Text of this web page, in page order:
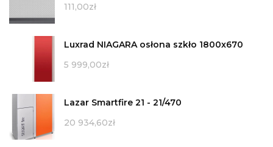
111,00zł
Luxrad NIAGARA osłona szkło 1800x670
5 999,00zł
Lazar Smartfire 21 - 21/470
20 934,60zł